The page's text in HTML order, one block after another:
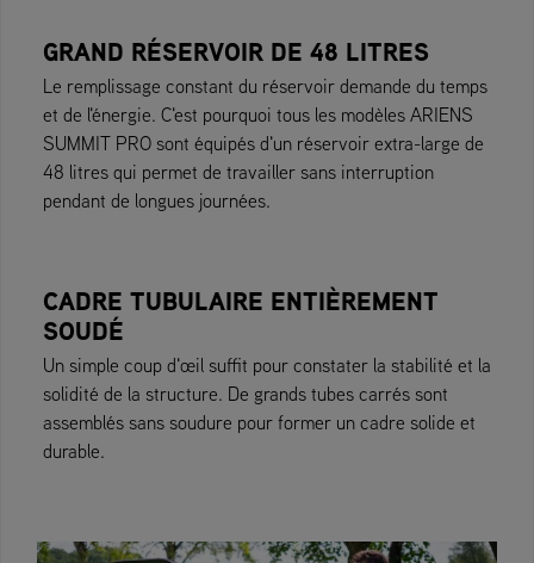
GRAND RÉSERVOIR DE 48 LITRES
Le remplissage constant du réservoir demande du temps
et de l'énergie. C'est pourquoi tous les modèles ARIENS
SUMMIT PRO sont équipés d'un réservoir extra-large de
48 litres qui permet de travailler sans interruption
pendant de longues journées.
CADRE TUBULAIRE ENTIÈREMENT
SOUDÉ
Un simple coup d'œil suffit pour constater la stabilité et la
solidité de la structure. De grands tubes carrés sont
assemblés sans soudure pour former un cadre solide et
durable.